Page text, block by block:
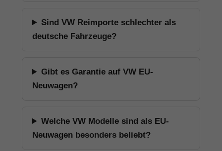
Sind VW Reimporte schlechter als
deutsche Fahrzeuge?
Gibt es Garantie auf VW EU-
Neuwagen?
Welche VW Modelle sind als EU-
Neuwagen besonders beliebt?